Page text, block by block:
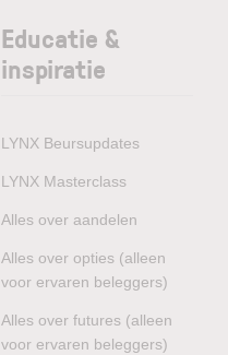
Educatie &
inspiratie
LYNX Beursupdates
LYNX Masterclass
Alles over aandelen
Alles over opties (alleen
voor ervaren beleggers)
Alles over futures (alleen
voor ervaren beleggers)